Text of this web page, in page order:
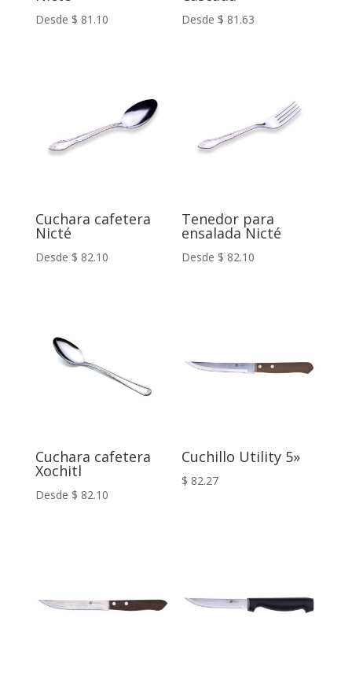
Desde $ 81.10 Desde $ 81.63
Cuchara cafetera
Nicté
Desde $ 82.10
Tenedor para
ensalada Nicté
Desde $ 82.10
Cuchara cafetera
Xochitl
Desde $ 82.10
Cuchillo Utility 5»
$ 82.27